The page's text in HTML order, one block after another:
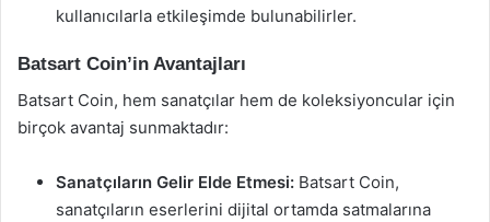
kullanıcılarla etkileşimde bulunabilirler.
Batsart Coin’in Avantajları
Batsart Coin, hem sanatçılar hem de koleksiyoncular için
birçok avantaj sunmaktadır:
Sanatçıların Gelir Elde Etmesi: Batsart Coin,
sanatçıların eserlerini dijital ortamda satmalarına